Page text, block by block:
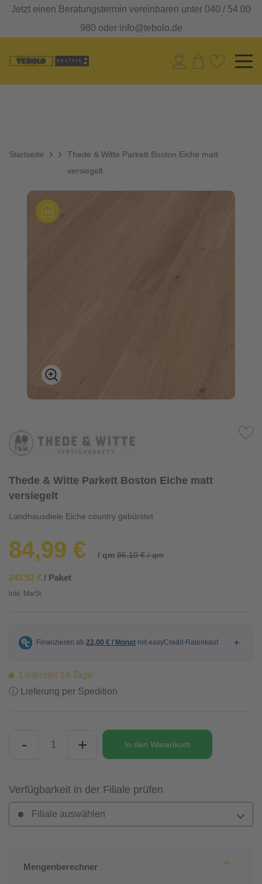
Jetzt einen Beratungstermin vereinbaren unter 040 / 54 00
980 oder info@tebolo.de
Startseite
Thede & Witte Parkett Boston Eiche matt
versiegelt
Thede & Witte Parkett Boston Eiche matt
versiegelt
Landhausdiele Eiche country gebürstet
84,99 € / qm 86,10 € / qm
243,92 € / Paket
inkl. MwSt.
Lieferzeit 14 Tage
ⓘ Lieferung per Spedition
- + In den Warenkorb
Verfügbarkeit in der Filiale prüfen
Filiale auswählen
Mengenberechner